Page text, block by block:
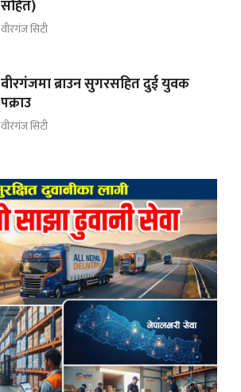
सहित)
वीरगंज सिटी
वीरगंजमा ब्राउन सुगरसहित दुई युवक
पक्राउ
वीरगंज सिटी